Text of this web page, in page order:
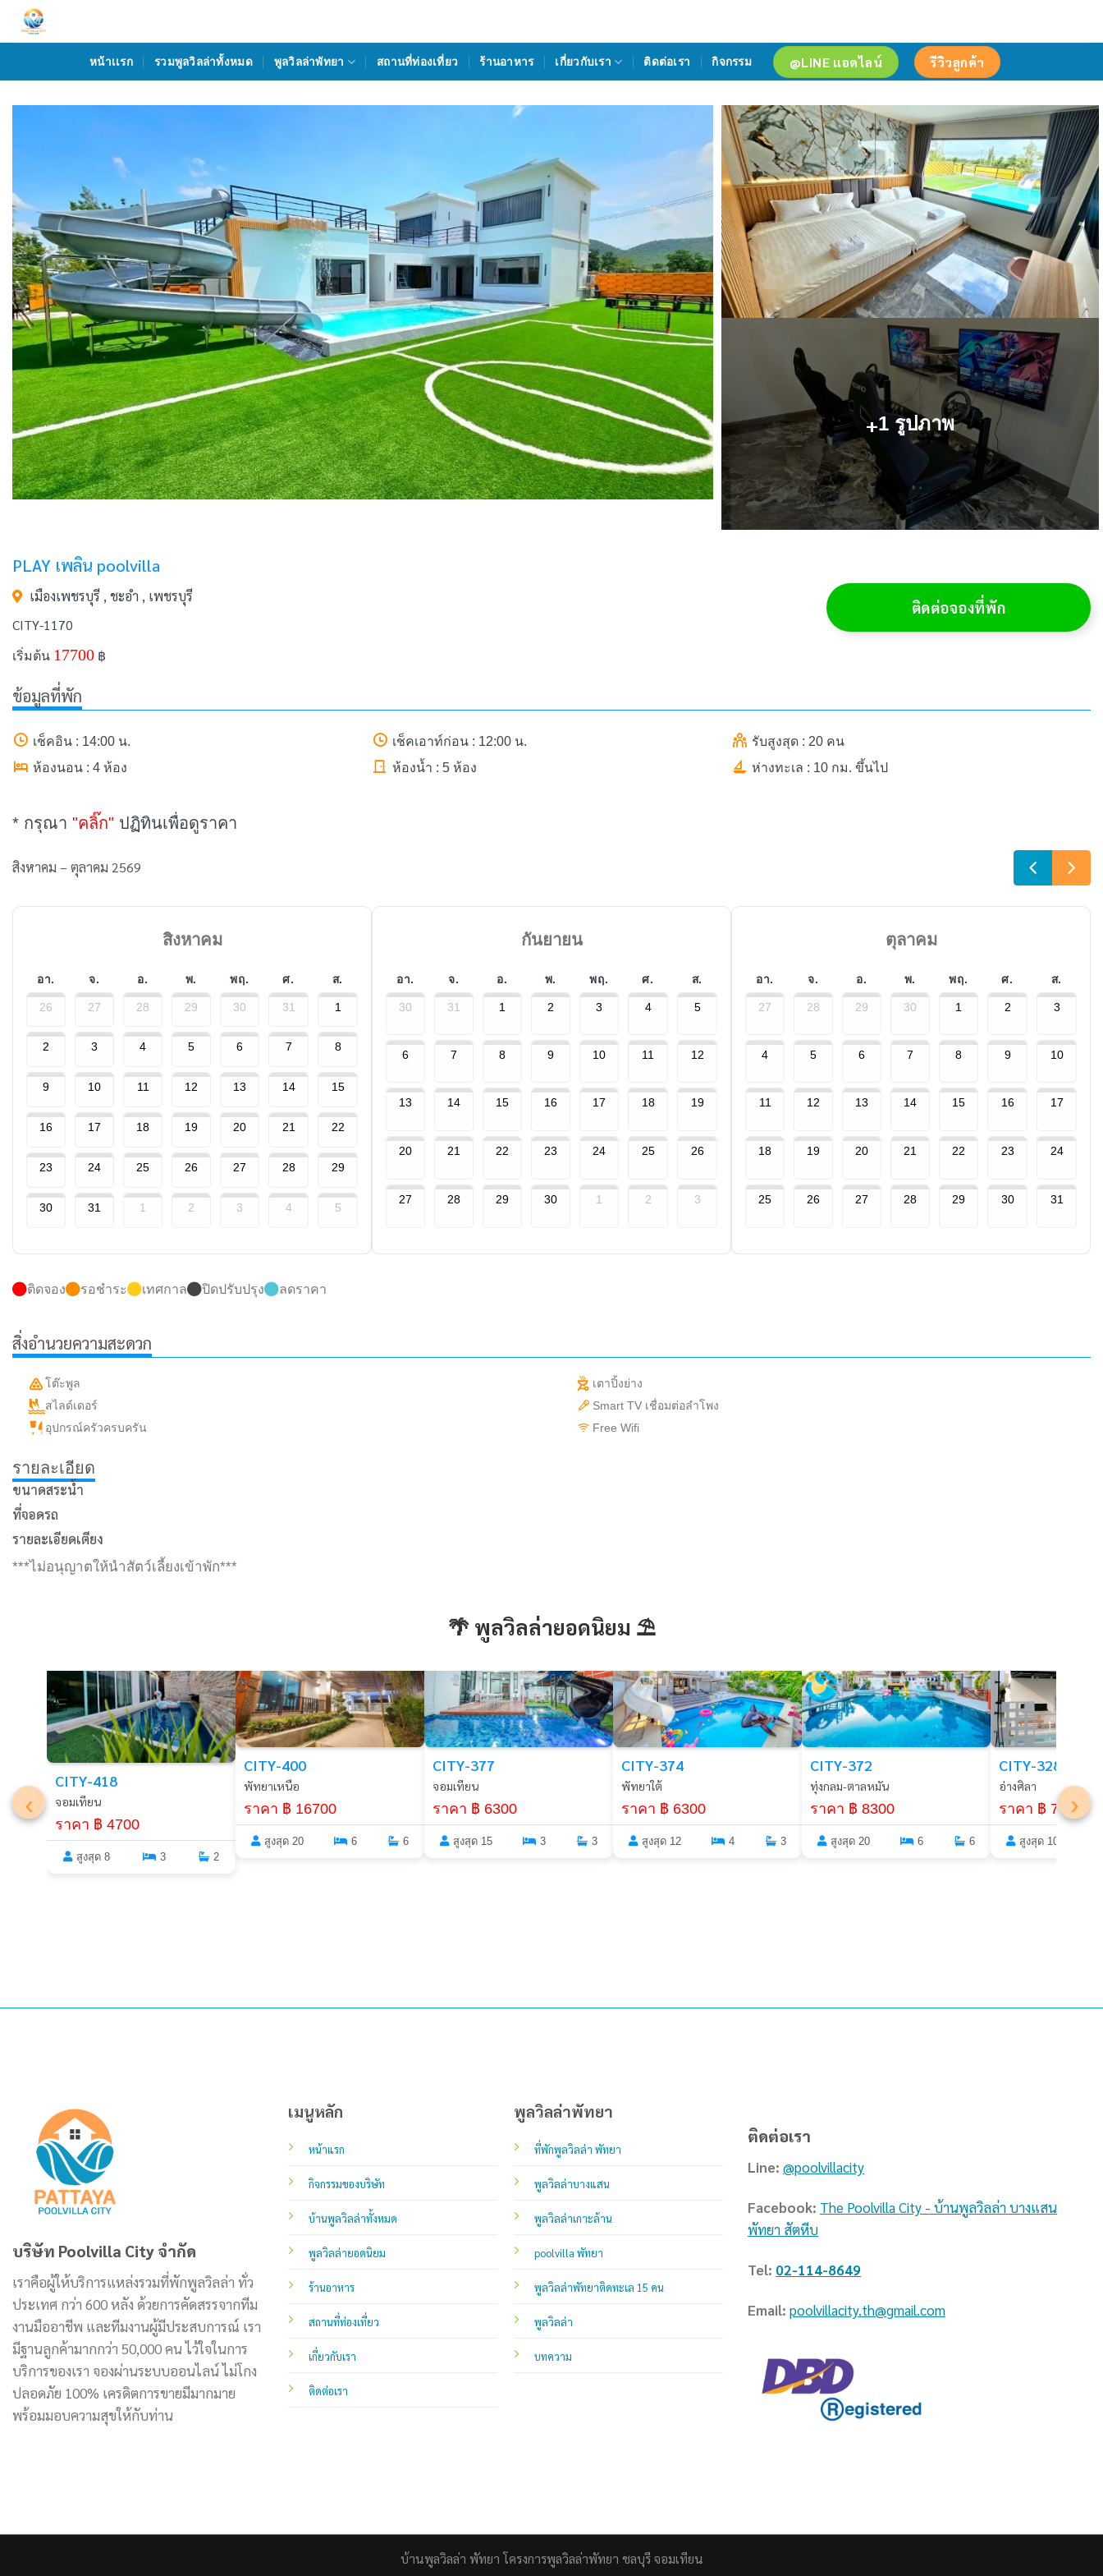
หน้าเเรก รวมพูลวิลล่าทั้งหมด พูลวิลล่าพัทยา สถานที่ท่องเที่ยว ร้านอาหาร เกี่ยวกับเรา ติดต่อเรา กิจกรรม @LINE แอดไลน์ รีวิวลูกค้า
+1 รูปภาพ
PLAY เพลิน poolvilla
เมืองเพชรบุรี , ชะอำ , เพชรบุรี
CITY-1170
เริ่มต้น 17700 ฿
ติดต่อจองที่พัก
ข้อมูลที่พัก
เช็คอิน : 14:00 น. เช็คเอาท์ก่อน : 12:00 น.
รับสูงสุด : 20 คน
ห้องนอน : 4 ห้อง
ห้องน้ำ : 5 ห้อง ห่างทะเล : 10 กม. ขึ้นไป
* กรุณา "คลิ๊ก" ปฏิทินเพื่อดูราคา
สิงหาคม – ตุลาคม 2569
สิงหาคม
อา. จ. อ. พ. พฤ. ศ. ส.
26 27 28 29 30 31 1
2 3 4 5 6 7 8
9 10 11 12 13 14 15
16 17 18 19 20 21 22
23 24 25 26 27 28 29
30 31 1 2 3 4 5
กันยายน
อา. จ. อ. พ. พฤ. ศ. ส.
30 31 1 2 3 4 5
6 7 8 9 10 11 12
13 14 15 16 17 18 19
20 21 22 23 24 25 26
27 28 29 30 1 2 3
ตุลาคม
อา. จ. อ. พ. พฤ. ศ. ส.
27 28 29 30 1 2 3
4 5 6 7 8 9 10
11 12 13 14 15 16 17
18 19 20 21 22 23 24
25 26 27 28 29 30 31
ติดจอง รอชำระ เทศกาล ปิดปรับปรุง ลดราคา
สิ่งอำนวยความสะดวก
โต๊ะพูล
สไลด์เดอร์
อุปกรณ์ครัวครบครัน
เตาปิ้งย่าง
Smart TV เชื่อมต่อลำโพง
Free Wifi
รายละเอียด
ขนาดสระน้ำ
ที่จอดรถ
รายละเอียดเตียง
***ไม่อนุญาตให้นำสัตว์เลี้ยงเข้าพัก***
🌴 พูลวิลล่ายอดนิยม ⛱️
‹ ›
CITY-418
จอมเทียน
ราคา ฿ 4700
สูงสุด 8 3 2
CITY-400
พัทยาเหนือ
ราคา ฿ 16700
สูงสุด 20 6 6
พัทยา
CITY-377
จอมเทียน
ราคา ฿ 6300
สูงสุด 15 3 3
พัทยา
CITY-374
พัทยาใต้
ราคา ฿ 6300
สูงสุด 12 4 3
CITY-372
ทุ่งกลม-ตาลหมัน
ราคา ฿ 8300
สูงสุด 20 6 6
CITY-328
อ่างศิลา
ราคา ฿ 7300
สูงสุด 10
บริษัท Poolvilla City จำกัด
เราคือผู้ให้บริการแหล่งรวมที่พักพูลวิลล่า ทั่ว
ประเทศ กว่า 600 หลัง ด้วยการคัดสรรจากทีม
งานมืออาชีพ และทีมงานผู้มีประสบการณ์ เรา
มีฐานลูกค้ามากกว่า 50,000 คน ไว้ใจในการ
บริการของเรา จองผ่านระบบออนไลน์ ไม่โกง
ปลอดภัย 100% เครดิตการขายมีมากมาย
พร้อมมอบความสุขให้กับท่าน
เมนูหลัก
หน้าแรก
กิจกรรมของบริษัท
บ้านพูลวิลล่าทั้งหมด
พูลวิลล่ายอดนิยม
ร้านอาหาร
สถานที่ท่องเที่ยว
เกี่ยวกับเรา
ติดต่อเรา
พูลวิลล่าพัทยา
ที่พักพูลวิลล่า พัทยา
พูลวิลล่าบางแสน
พูลวิลล่าเกาะล้าน
poolvilla พัทยา
พูลวิลล่าพัทยาติดทะเล 15 คน
พูลวิลล่า
บทความ
ติดต่อเรา
Line: @poolvillacity
Facebook: The Poolvilla City - บ้านพูลวิลล่า บางแสน
พัทยา สัตหีบ
Tel: 02-114-8649
Email: poolvillacity.th@gmail.com
บ้านพูลวิลล่า พัทยา โครงการพูลวิลล่าพัทยา ชลบุรี จอมเทียน